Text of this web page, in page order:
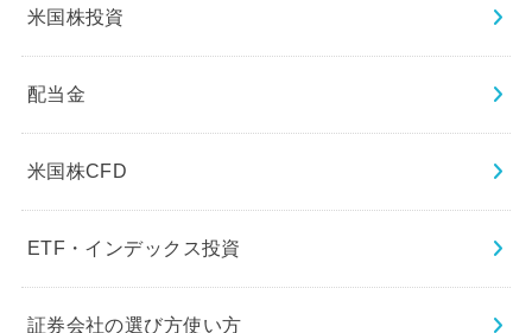
米国株投資
配当金
米国株CFD
ETF・インデックス投資
証券会社の選び方使い方